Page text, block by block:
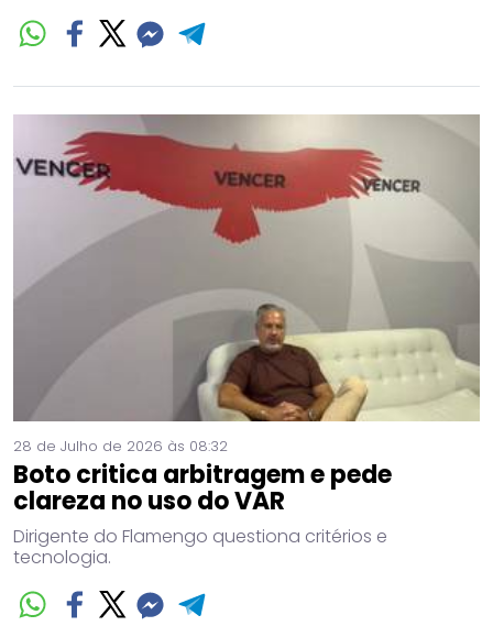
28 de Julho de 2026 às 08:32
Boto critica arbitragem e pede
clareza no uso do VAR
Dirigente do Flamengo questiona critérios e
tecnologia.